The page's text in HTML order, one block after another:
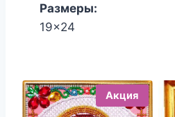
Размеры:
19x24
Акция